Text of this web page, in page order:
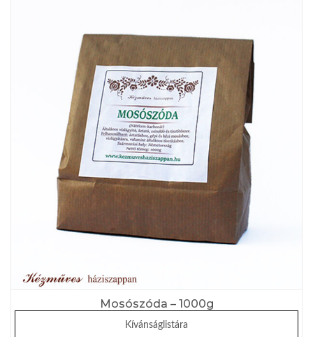
Mosószóda – 1000g
Kívánságlistára